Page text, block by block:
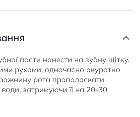
пасти нанести на зубну щітку.
рухами, одночасно акуратно
рота прополоскати
затримуючи її на 20-30